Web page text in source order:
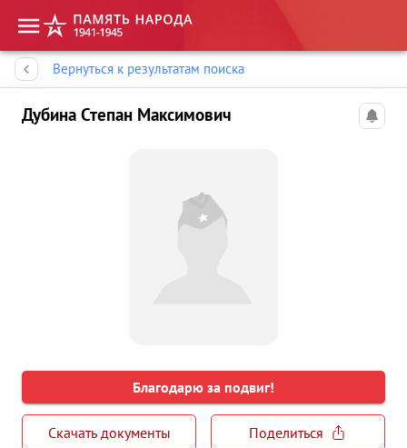
Вернуться к результатам поиска
Дубина Степан Максимович
Благодарю за подвиг!
Скачать документы
Поделиться
Память народа